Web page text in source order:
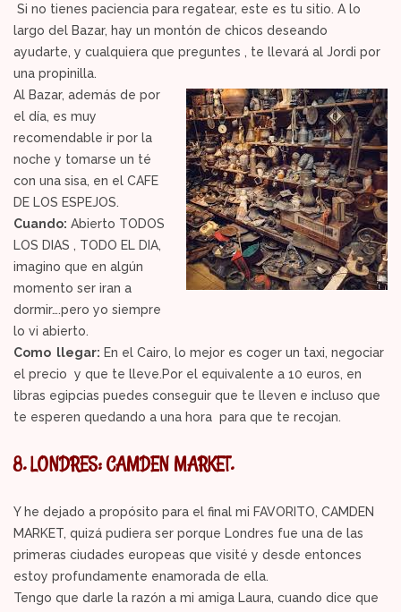
Si no tienes paciencia para regatear, este es tu sitio. A lo
largo del Bazar, hay un montón de chicos deseando
ayudarte, y cualquiera que preguntes , te llevará al Jordi por
una propinilla.
Al Bazar, además de por
el día, es muy
recomendable ir por la
noche y tomarse un té
con una sisa, en el CAFE
DE LOS ESPEJOS.
Cuando: Abierto TODOS
LOS DIAS , TODO EL DIA,
imagino que en algún
momento ser iran a
dormir….pero yo siempre
lo vi abierto.
Como llegar: En el Cairo, lo mejor es coger un taxi, negociar
el precio y que te lleve.Por el equivalente a 10 euros, en
libras egipcias puedes conseguir que te lleven e incluso que
te esperen quedando a una hora para que te recojan.
8. LONDRES: CAMDEN MARKET.
Y he dejado a propósito para el final mi FAVORITO, CAMDEN
MARKET, quizá pudiera ser porque Londres fue una de las
primeras ciudades europeas que visité y desde entonces
estoy profundamente enamorada de ella.
Tengo que darle la razón a mi amiga Laura, cuando dice que